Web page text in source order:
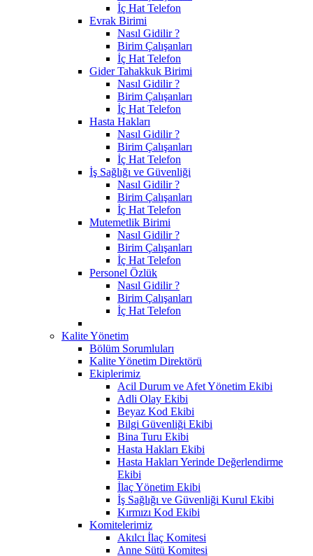
İç Hat Telefon
Evrak Birimi
Nasıl Gidilir ?
Birim Çalışanları
İç Hat Telefon
Gider Tahakkuk Birimi
Nasıl Gidilir ?
Birim Çalışanları
İç Hat Telefon
Hasta Hakları
Nasıl Gidilir ?
Birim Çalışanları
İç Hat Telefon
İş Sağlığı ve Güvenliği
Nasıl Gidilir ?
Birim Çalışanları
İç Hat Telefon
Mutemetlik Birimi
Nasıl Gidilir ?
Birim Çalışanları
İç Hat Telefon
Personel Özlük
Nasıl Gidilir ?
Birim Çalışanları
İç Hat Telefon
Kalite Yönetim
Bölüm Sorumluları
Kalite Yönetim Direktörü
Ekiplerimiz
Acil Durum ve Afet Yönetim Ekibi
Adli Olay Ekibi
Beyaz Kod Ekibi
Bilgi Güvenliği Ekibi
Bina Turu Ekibi
Hasta Hakları Ekibi
Hasta Hakları Yerinde Değerlendirme
Ekibi
İlaç Yönetim Ekibi
İş Sağlığı ve Güvenliği Kurul Ekibi
Kırmızı Kod Ekibi
Komitelerimiz
Akılcı İlaç Komitesi
Anne Sütü Komitesi